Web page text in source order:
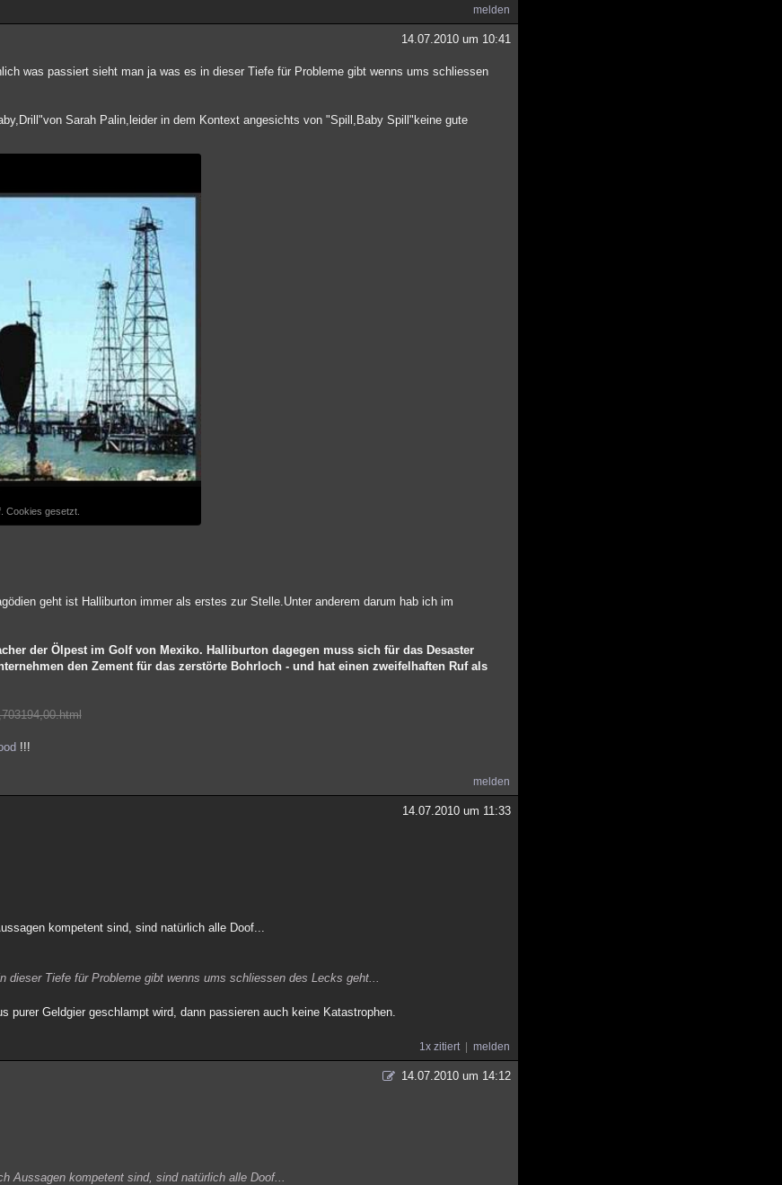
melden
14.07.2010 um 10:41
was passiert sieht man ja was es in dieser Tiefe für Probleme gibt wenns ums schliessen
Sarah Palin,leider in dem Kontext angesichts von "Spill,Baby Spill"keine gute
Cookies gesetzt.
geht ist Halliburton immer als erstes zur Stelle.Unter anderem darum hab ich im
der Ölpest im Golf von Mexiko. Halliburton dagegen muss sich für das Desaster
den Zement für das zerstörte Bohrloch - und hat einen zweifelhaften Ruf als
!!!
melden
14.07.2010 um 11:33
kompetent sind, sind natürlich alle Doof...
Tiefe für Probleme gibt wenns ums schliessen des Lecks geht...
purer Geldgier geschlampt wird, dann passieren auch keine Katastrophen.
1x zitiert melden
14.07.2010 um 14:12
Aussagen kompetent sind, sind natürlich alle Doof...